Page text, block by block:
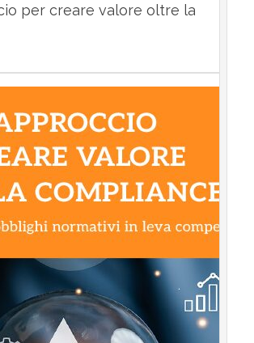
per creare valore oltre la